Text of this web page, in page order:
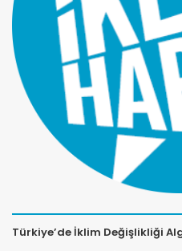
Türkiye’de İklim Değişlikliği